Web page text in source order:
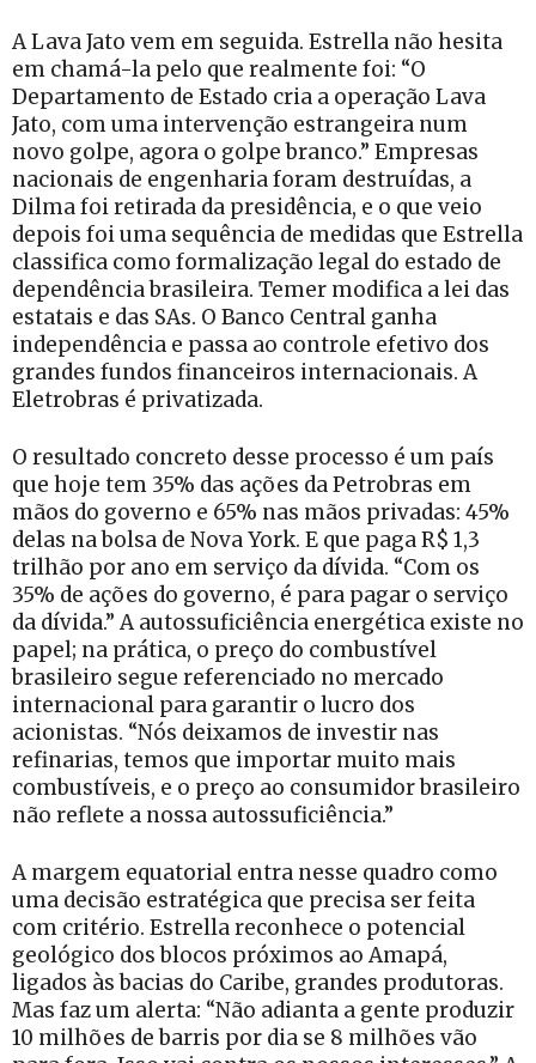
A Lava Jato vem em seguida. Estrella não hesita
em chamá-la pelo que realmente foi: “O
Departamento de Estado cria a operação Lava
Jato, com uma intervenção estrangeira num
novo golpe, agora o golpe branco.” Empresas
nacionais de engenharia foram destruídas, a
Dilma foi retirada da presidência, e o que veio
depois foi uma sequência de medidas que Estrella
classifica como formalização legal do estado de
dependência brasileira. Temer modifica a lei das
estatais e das SAs. O Banco Central ganha
independência e passa ao controle efetivo dos
grandes fundos financeiros internacionais. A
Eletrobras é privatizada.
O resultado concreto desse processo é um país
que hoje tem 35% das ações da Petrobras em
mãos do governo e 65% nas mãos privadas: 45%
delas na bolsa de Nova York. E que paga R$ 1,3
trilhão por ano em serviço da dívida. “Com os
35% de ações do governo, é para pagar o serviço
da dívida.” A autossuficiência energética existe no
papel; na prática, o preço do combustível
brasileiro segue referenciado no mercado
internacional para garantir o lucro dos
acionistas. “Nós deixamos de investir nas
refinarias, temos que importar muito mais
combustíveis, e o preço ao consumidor brasileiro
não reflete a nossa autossuficiência.”
A margem equatorial entra nesse quadro como
uma decisão estratégica que precisa ser feita
com critério. Estrella reconhece o potencial
geológico dos blocos próximos ao Amapá,
ligados às bacias do Caribe, grandes produtoras.
Mas faz um alerta: “Não adianta a gente produzir
10 milhões de barris por dia se 8 milhões vão